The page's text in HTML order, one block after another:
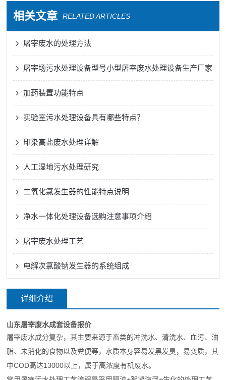
相关文章 RELATED ARTICLES
屠宰废水的处理方法
屠宰场污水处理设备型号小型屠宰废水处理设备生产厂家
加药装置功能特点
实验室污水处理设备具有哪些特点？
印染高盐废水处理详解
人工湿地污水处理研究
二氧化氯发生器的性能特点说明
净水一体化处理设备选购注意事项介绍
屠宰废水处理工艺
电解次氯酸钠发生器的系统组成
详细介绍
山东屠宰废水成套设备报价
屠宰废水成分复杂，其主要来源于畜类的冲洗水、清洗水、血污、油
脂、未消化的食物以及粪便等，水质本身容易发黑发臭，易变质，其
中COD高达13000以上，属于高浓度有机废水。